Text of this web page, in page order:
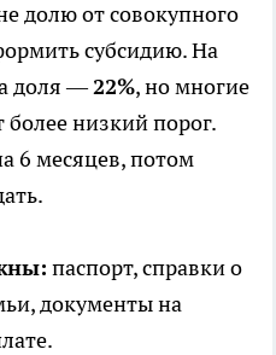
долю от совокупного
субсидию. На
доля —22%, но многие
низкий порог.
6 месяцев, потом
паспорт, справки о
документы на